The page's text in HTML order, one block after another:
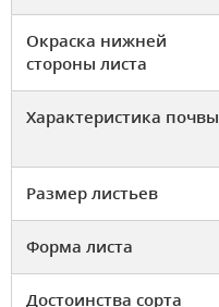
Окраска нижней
стороны листа
Характеристика почвы
Размер листьев
Форма листа
Достоинства сорта